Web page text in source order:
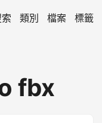
類別 檔案 標籤
fbx